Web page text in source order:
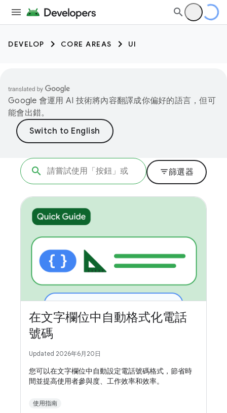
DEVELOP CORE AREAS UI
Google 會運用 AI 技術將內容翻譯成你偏好的語言，但可
能會出錯。
filter_list篩選器
在文字欄位中自動格式化電話
號碼
Updated 2026年6月20日
您可以在文字欄位中自動設定電話號碼格式，節省時
間並提高使用者參與度、工作效率和效率。
使用指南